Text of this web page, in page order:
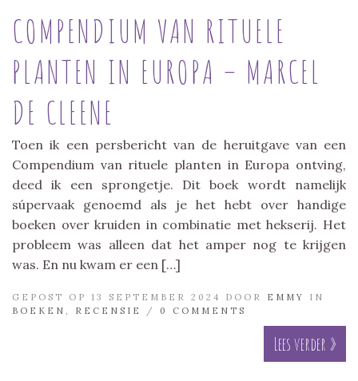
COMPENDIUM VAN RITUELE
PLANTEN IN EUROPA – MARCEL
DE CLEENE
Toen ik een persbericht van de heruitgave van een
Compendium van rituele planten in Europa ontving,
deed ik een sprongetje. Dit boek wordt namelijk
súpervaak genoemd als je het hebt over handige
boeken over kruiden in combinatie met hekserij. Het
probleem was alleen dat het amper nog te krijgen
was. En nu kwam er een […]
GEPOST OP 13 SEPTEMBER 2024 DOOR EMMY
IN
BOEKEN
RECENSIE / 0 COMMENTS
Lees verder »